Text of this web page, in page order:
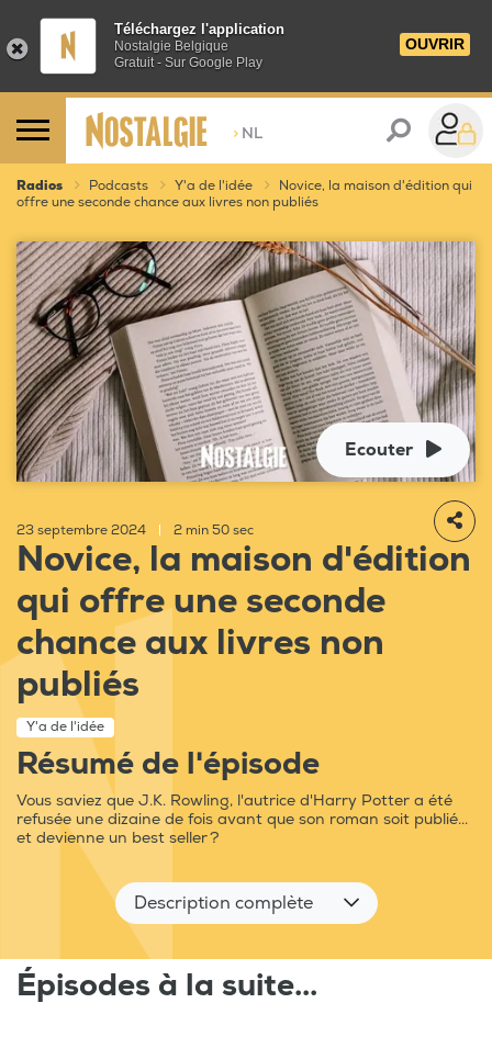
Téléchargez l'application
Nostalgie Belgique
Gratuit - Sur Google Play
OUVRIR
> NL
Radios Podcasts Y'a de l'idée
Novice, la maison d'édition qui
offre une seconde chance aux livres non publiés
Ecouter
23 septembre 2024 2 min 50 sec
Novice, la maison d'édition
qui offre une seconde
chance aux livres non
publiés
Y'a de l'idée
Résumé de l'épisode
Vous saviez que J.K. Rowling, l'autrice d'Harry Potter a été
refusée une dizaine de fois avant que son roman soit publié...
et devienne un best seller ?
Description complète
Épisodes à la suite...